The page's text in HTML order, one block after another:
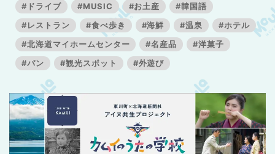
#ドライブ
#MUSIC #お土産
#韓国語
#レストラン
#食べ歩き #海鮮 #温泉
#ホテル
#北海道マイホームセンター
#名産品
#洋菓子
#パン
#観光スポット #外遊び